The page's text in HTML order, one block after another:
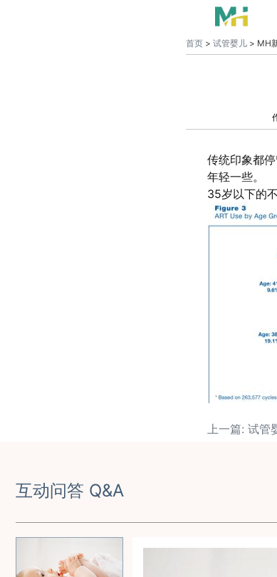
首页> 试管婴儿> MH
传统印象都
年轻一些。
35岁以下的
互动问答 Q&A